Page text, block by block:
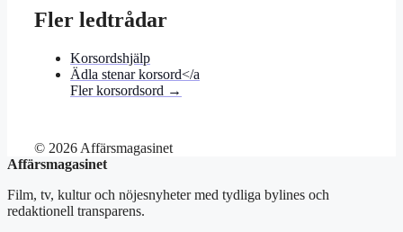
Fler ledtrådar
Korsordshjälp
Ädla stenar korsord</a
Fler korsordsord →
© 2026 Affärsmagasinet
Affärsmagasinet
Film, tv, kultur och nöjesnyheter med tydliga bylines och
redaktionell transparens.